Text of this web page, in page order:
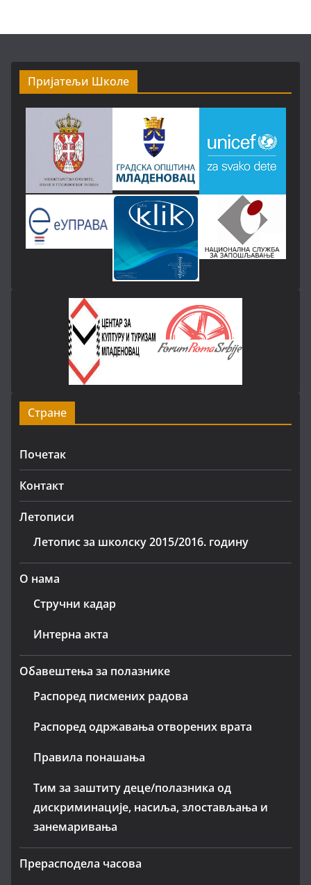
Пријатељи Школе
Стране
Почетак
Контакт
Летописи
Летопис за школску 2015/2016. годину
О нама
Стручни кадар
Интерна акта
Обавештења за полазнике
Распоред писмених радова
Распоред одржавања отворених врата
Правила понашања
Тим за заштиту деце/полазника од
дискриминације, насиља, злостављања и
занемаривања
Прерасподела часова